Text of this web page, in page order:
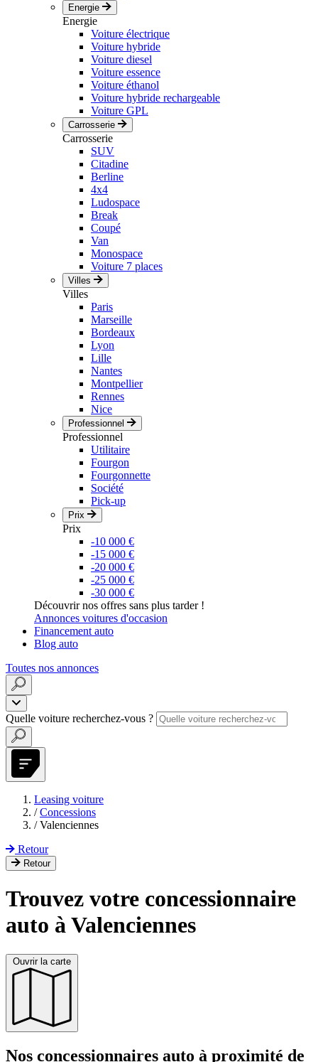
Energie
Energie
Voiture électrique
Voiture hybride
Voiture diesel
Voiture essence
Voiture éthanol
Voiture hybride rechargeable
Voiture GPL
Carrosserie
Carrosserie
SUV
Citadine
Berline
4x4
Ludospace
Break
Coupé
Van
Monospace
Voiture 7 places
Villes
Villes
Paris
Marseille
Bordeaux
Lyon
Lille
Nantes
Montpellier
Rennes
Nice
Professionnel
Professionnel
Utilitaire
Fourgon
Fourgonnette
Société
Pick-up
Prix
Prix
-10 000 €
-15 000 €
-20 000 €
-25 000 €
-30 000 €
Découvrir nos offres sans plus tarder !
Annonces voitures d'occasion
Financement auto
Blog auto
Toutes nos annonces
Quelle voiture recherchez-vous ?
Leasing voiture
/ Concessions
/ Valenciennes
Retour
Retour
Trouvez votre concessionnaire
auto à Valenciennes
Ouvrir la carte
Nos concessionnaires auto à proximité de